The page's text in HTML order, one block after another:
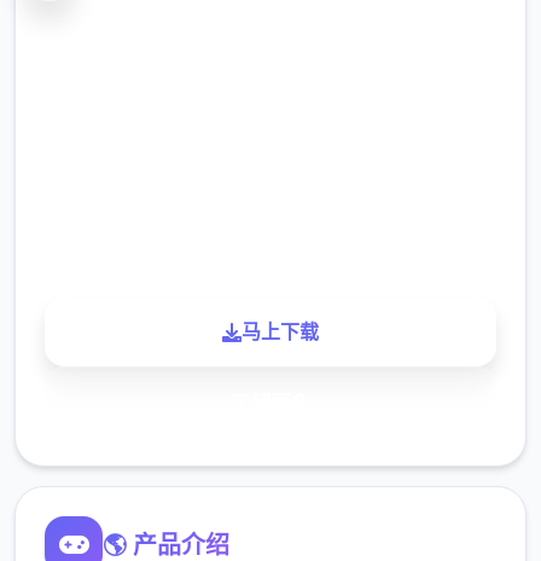
马上下载
🌎 产品介绍